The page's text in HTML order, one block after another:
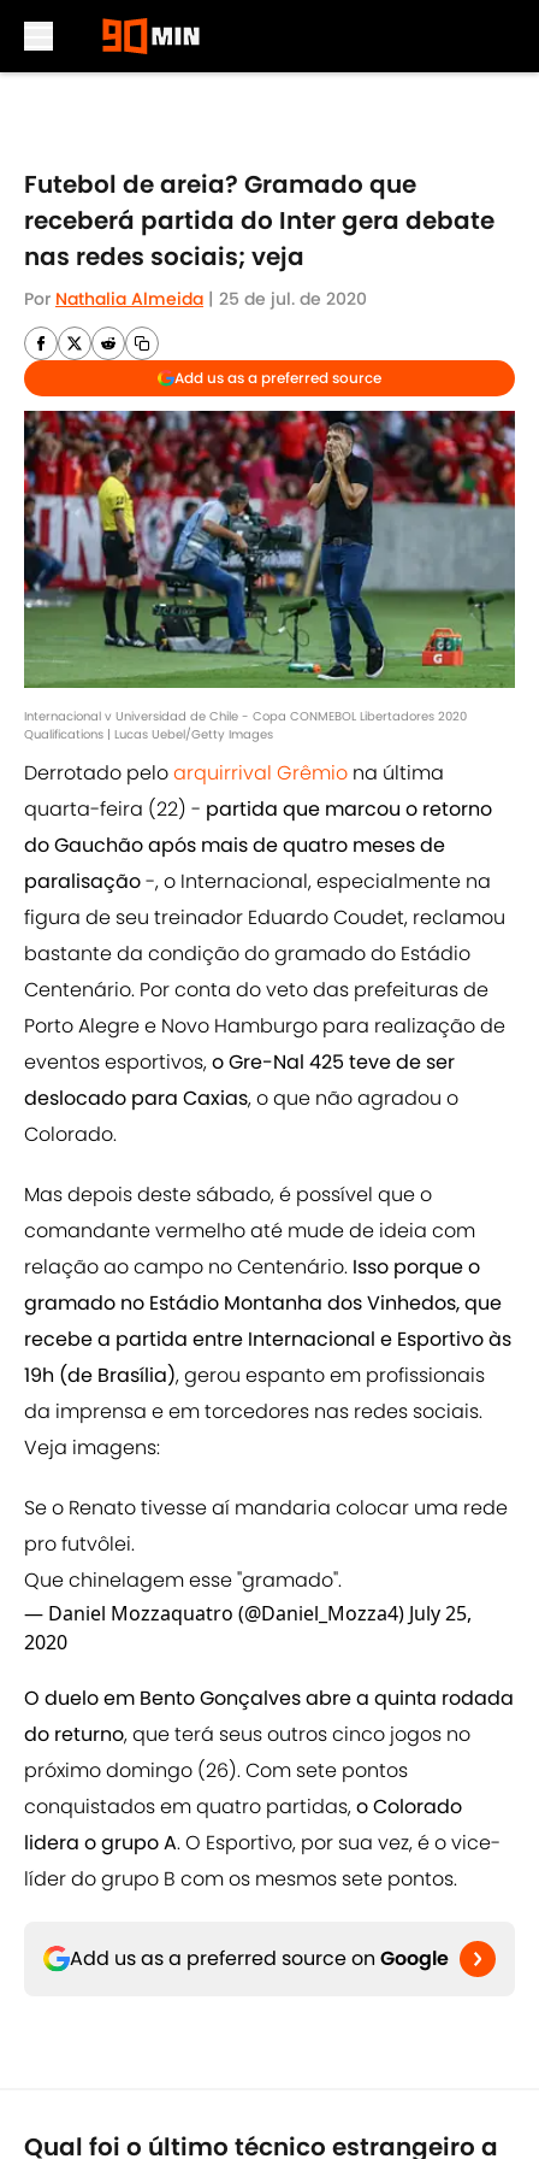
Futebol de areia? Gramado que
receberá partida do Inter gera debate
nas redes sociais; veja
Por Nathalia Almeida | 25 de jul. de 2020
Add us as a preferred source
Internacional v Universidad de Chile - Copa CONMEBOL Libertadores 2020
Qualifications | Lucas Uebel/Getty Images
Derrotado peloarquirrival Grêmio na última
quarta-feira (22) - partida que marcou o retorno
do Gauchão após mais de quatro meses de
paralisação-, o Internacional, especialmente na
figura de seu treinador Eduardo Coudet, reclamou
bastante da condição do gramado do Estádio
Centenário. Por conta do veto das prefeituras de
Porto Alegre e Novo Hamburgo para realização de
eventos esportivos,o Gre-Nal 425 teve de ser
deslocado para Caxias, o que não agradou o
Colorado.
Mas depois deste sábado, é possível que o
comandante vermelho até mude de ideia com
relação ao campo no Centenário. Isso porque o
gramado no Estádio Montanha dos Vinhedos, que
recebe a partida entre Internacional e Esportivo às
19h (de Brasília), gerou espanto em profissionais
da imprensa e em torcedores nas redes sociais.
Veja imagens:
Se o Renato tivesse aí mandaria colocar uma rede
pro futvôlei.
Que chinelagem esse "gramado".
— Daniel Mozzaquatro (@Daniel_Mozza4) July 25,
2020
O duelo em Bento Gonçalves abre a quinta rodada
do returno, que terá seus outros cinco jogos no
próximo domingo (26). Com sete pontos
conquistados em quatro partidas,o Colorado
lidera o grupo A. O Esportivo, por sua vez, é o vice-
líder do grupo B com os mesmos sete pontos.
Add us as a preferred source on Google
Qual foi o último técnico estrangeiro a